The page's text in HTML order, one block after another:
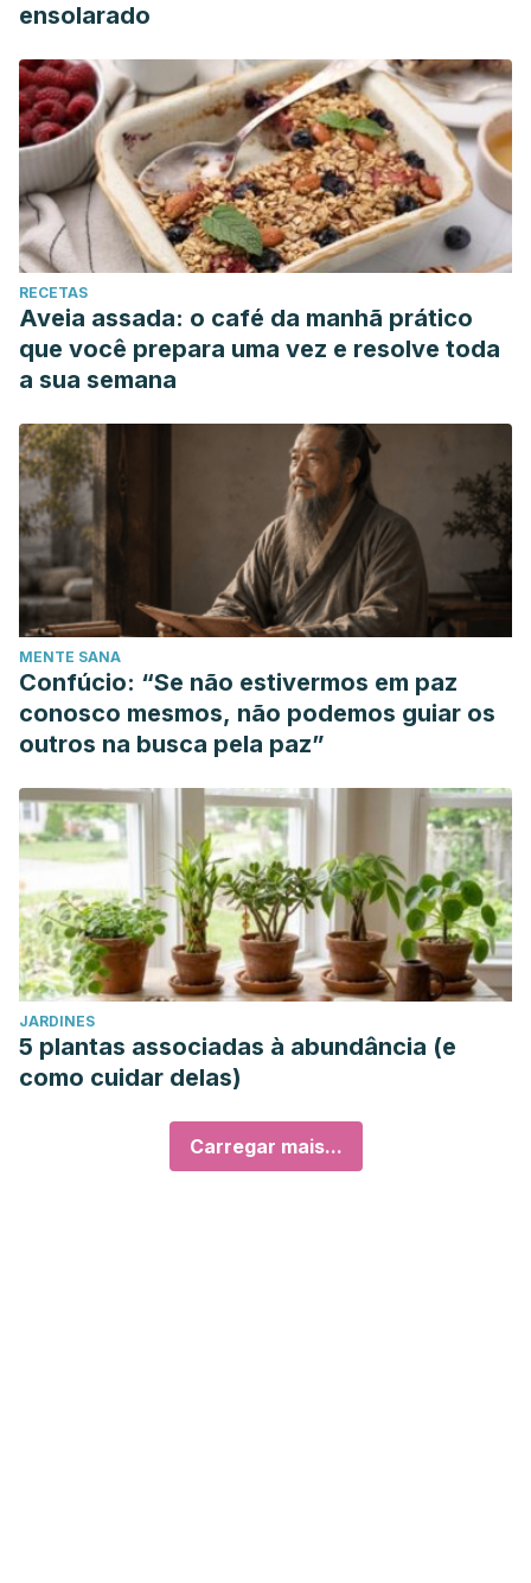
ensolarado
RECETAS
Aveia assada: o café da manhã prático
que você prepara uma vez e resolve toda
a sua semana
MENTE SANA
Confúcio: “Se não estivermos em paz
conosco mesmos, não podemos guiar os
outros na busca pela paz”
JARDINES
5 plantas associadas à abundância (e
como cuidar delas)
Carregar mais...